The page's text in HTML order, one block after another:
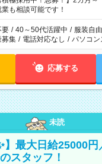
ご覧のお仕事で希望する勤務
間。 合計で週40時間を超える
も相談可能です！
要 / 40～50代活躍中 / 服装自由
募集 / 電話対応なし / パソコン
応募する
未読
】最大日給25000
スタッフ！